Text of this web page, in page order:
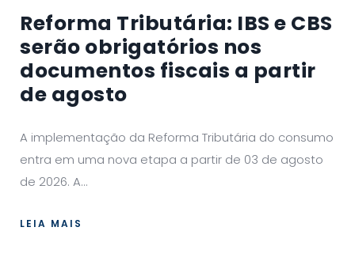
Reforma Tributária: IBS e CBS
serão obrigatórios nos
documentos fiscais a partir
de agosto
A implementação da Reforma Tributária do consumo
entra em uma nova etapa a partir de 03 de agosto
de 2026. A...
LEIA MAIS